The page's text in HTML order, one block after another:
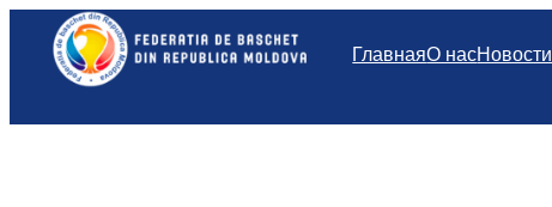
Перейти
содержимому
ГлавнаяО насНовости